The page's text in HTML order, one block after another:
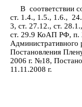
В соответствии
ст. 1.4., 1.5., 1.6.,
3, ст. 27.12., ст.
ст. 29.9 КоАП РФ,
Постановления
2006 г. №18,
11.11.2008 г.
П Р